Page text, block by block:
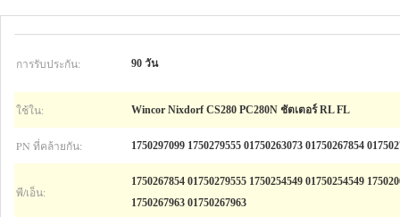
การรับประกัน: 90 วัน
ใช้ใน: Wincor Nixdorf CS280 PC280N ชัตเตอร์ RL FL
PN ที่คล้ายกัน: 1750297099 1750279555 01750263073 01750267854
พี/เอ็น:
1750267854 01750279555 1750254549 01750254549
1750267963 01750267963